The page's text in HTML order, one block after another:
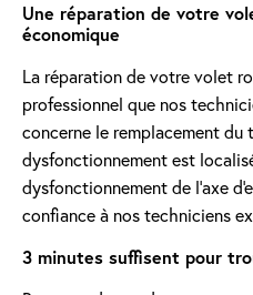
Une réparation de votre
économique
La réparation de votre volet
professionnel que nos
concerne le remplacement
dysfonctionnement est
dysfonctionnement de l'axe
confiance à nos techniciens
3 minutes suffisent pour